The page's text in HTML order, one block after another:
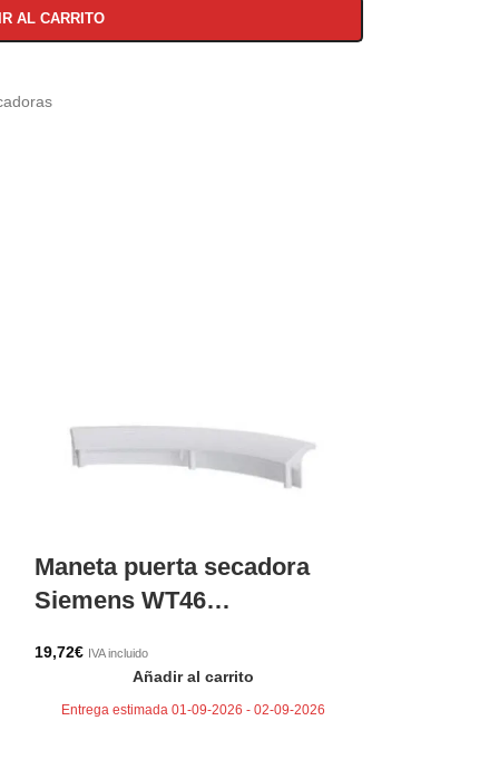
AL CARRITO
Maneta puerta secadora
Siemens WT46…
19,72€ IVA incluido
Añadir al carrito
Entrega estimada 01-09-2026 - 02-09-2026